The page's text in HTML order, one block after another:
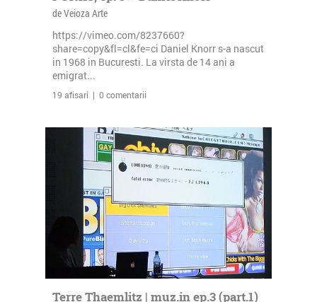
de Veioza Arte
https://vimeo.com/8237660?
share=copy&fl=cl&fe=ci Daniel Knorr s-a nascut
in 1968 in Bucuresti. La virsta de 14 ani a
emigrat...
19 afisari | 0 comentarii
Terre Thaemlitz | muz.in ep.3 (part.1)